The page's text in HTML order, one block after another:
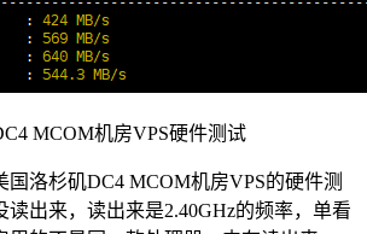
MCOM机房VPS硬件测试
洛杉矶DC4 MCOM机房VPS的硬件测
读出来，读出来是2.40GHz的频率，单看